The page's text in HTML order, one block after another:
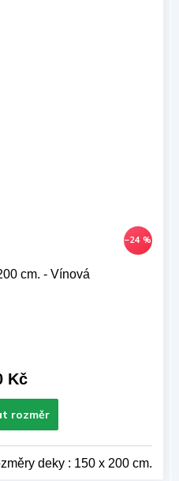
–24 %
cm. - Vínová
Kč
deky : 150 x 200 cm.